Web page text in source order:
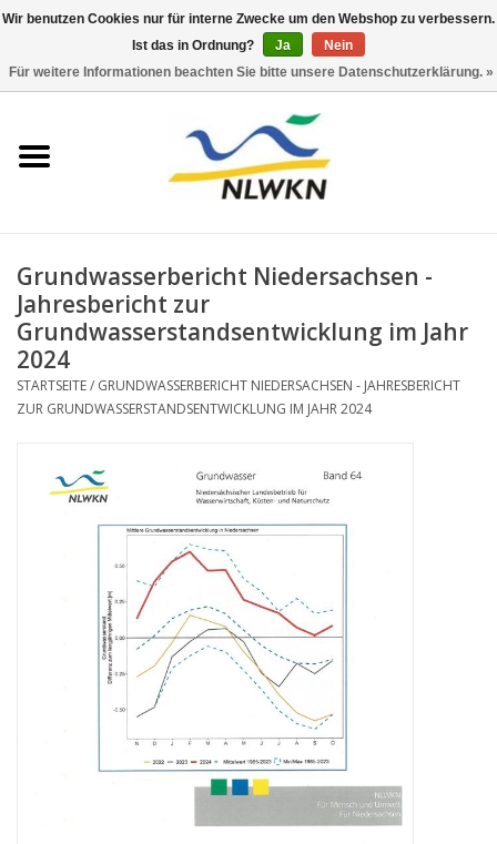
Neuerscheinungen
Wasserwirtschaft
Jahresberichte
Informationsbroschüre NLWKN
Grundwasserbericht Niedersachsen -
Jahresbericht zur
Grundwasserstandsentwicklung im Jahr
2024
STARTSEITE/ GRUNDWASSERBERICHT NIEDERSACHSEN - JAHRESBERICHT
ZUR GRUNDWASSERSTANDSENTWICKLUNG IM JAHR 2024
Wir benutzen Cookies nur für interne Zwecke um den Webshop zu verbessern.
Ist das in Ordnung?
Ja
Nein
Für weitere Informationen beachten Sie bitte unsere Datenschutzerklärung. »